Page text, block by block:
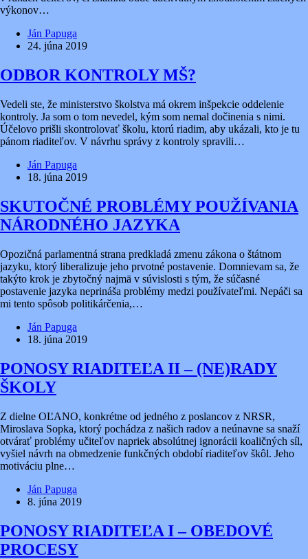
výkonov…
Ján Papuga
24. júna 2019
ODBOR KONTROLY MŠ?
Vedeli ste, že ministerstvo školstva má okrem inšpekcie oddelenie
kontroly. Ja som o tom nevedel, kým som nemal dočinenia s nimi.
Účelovo prišli skontrolovať školu, ktorú riadim, aby ukázali, kto je tu
pánom riaditeľov. V návrhu správy z kontroly spravili…
Ján Papuga
18. júna 2019
SKUTOČNÉ PROBLÉMY POUŽÍVANIA
NÁRODNÉHO JAZYKA
Opozičná parlamentná strana predkladá zmenu zákona o štátnom
jazyku, ktorý liberalizuje jeho prvotné postavenie. Domnievam sa, že
takýto krok je zbytočný najmä v súvislosti s tým, že súčasné
postavenie jazyka neprináša problémy medzi používateľmi. Nepáči sa
mi tento spôsob politikárčenia,…
Ján Papuga
18. júna 2019
PONOSY RIADITEĽA II – (NE)RADY
ŠKOLY
Z dielne OĽANO, konkrétne od jedného z poslancov z NRSR,
Miroslava Sopka, ktorý pochádza z našich radov a neúnavne sa snaží
otvárať problémy učiteľov napriek absolútnej ignorácii koaličných síl,
vyšiel návrh na obmedzenie funkčných období riaditeľov škôl. Jeho
motiváciu plne…
Ján Papuga
8. júna 2019
PONOSY RIADITEĽA I – OBEDOVÉ
PROCESY